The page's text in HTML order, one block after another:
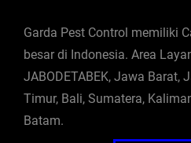
Garda Pest Control memiliki
besar di Indonesia. Area
JABODETABEK, Jawa Barat,
Timur, Bali, Sumatera,
Batam.